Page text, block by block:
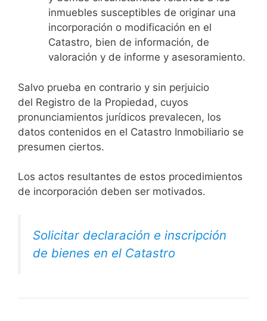
inmuebles susceptibles de originar una
incorporación o modificación en el
Catastro, bien de información, de
valoración y de informe y asesoramiento.
Salvo prueba en contrario y sin perjuicio
del Registro de la Propiedad, cuyos
pronunciamientos jurídicos prevalecen, los
datos contenidos en el Catastro Inmobiliario se
presumen ciertos.
Los actos resultantes de estos procedimientos
de incorporación deben ser motivados.
Solicitar declaración e inscripción
de bienes en el Catastro